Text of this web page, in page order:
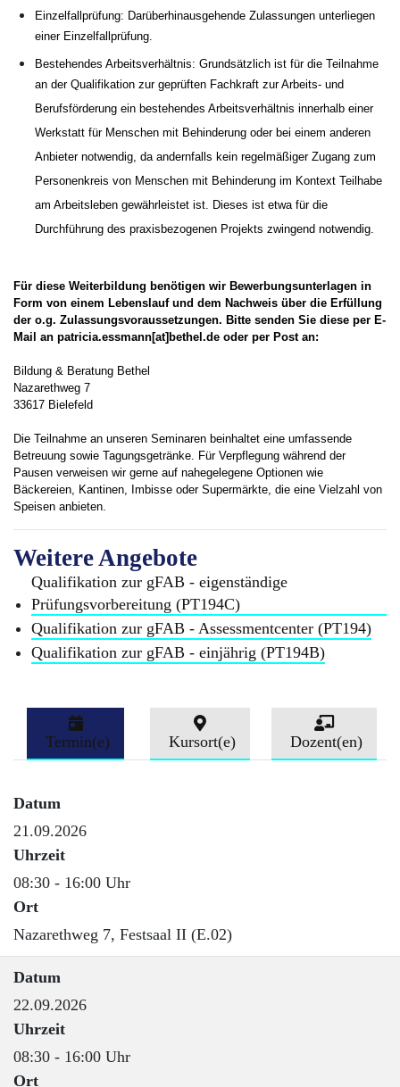
Einzelfallprüfung: Darüberhinausgehende Zulassungen unterliegen
einer Einzelfallprüfung.
Bestehendes Arbeitsverhältnis: Grundsätzlich ist für die Teilnahme
an der Qualifikation zur geprüften Fachkraft zur Arbeits- und
Berufsförderung ein bestehendes Arbeitsverhältnis innerhalb einer
Werkstatt für Menschen mit Behinderung oder bei einem anderen
Anbieter notwendig, da andernfalls kein regelmäßiger Zugang zum
Personenkreis von Menschen mit Behinderung im Kontext Teilhabe
am Arbeitsleben gewährleistet ist. Dieses ist etwa für die
Durchführung des praxisbezogenen Projekts zwingend notwendig.
Für diese Weiterbildung benötigen wir Bewerbungsunterlagen in
Form von einem Lebenslauf und dem Nachweis über die Erfüllung
der o.g. Zulassungsvoraussetzungen. Bitte senden Sie diese per E-
Mail an patricia.essmann[at]bethel.de oder per Post an:
Bildung & Beratung Bethel
Nazarethweg 7
33617 Bielefeld
Die Teilnahme an unseren Seminaren beinhaltet eine umfassende
Betreuung sowie Tagungsgetränke. Für Verpflegung während der
Pausen verweisen wir gerne auf nahegelegene Optionen wie
Bäckereien, Kantinen, Imbisse oder Supermärkte, die eine Vielzahl von
Speisen anbieten.
Weitere Angebote
Qualifikation zur gFAB - eigenständige
Prüfungsvorbereitung (PT194C)
Qualifikation zur gFAB - Assessmentcenter (PT194)
Qualifikation zur gFAB - einjährig (PT194B)
Termin(e) Kursort(e) Dozent(en)
Datum
21.09.2026
Uhrzeit
08:30 - 16:00 Uhr
Ort
Nazarethweg 7, Festsaal II (E.02)
Datum
22.09.2026
Uhrzeit
08:30 - 16:00 Uhr
Ort